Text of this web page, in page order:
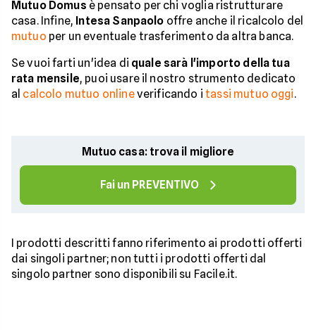
Mutuo Domus è pensato per chi voglia ristrutturare
casa. Infine, Intesa Sanpaolo offre anche il ricalcolo del
mutuo per un eventuale trasferimento da altra banca.
Se vuoi farti un'idea di quale sarà l'importo della tua
rata mensile, puoi usare il nostro strumento dedicato
al calcolo mutuo onlineverificando itassi mutuo oggi.
Mutuo casa: trova il migliore
Fai un PREVENTIVO
I prodotti descritti fanno riferimento ai prodotti offerti
dai singoli partner; non tutti i prodotti offerti dal
singolo partner sono disponibili su Facile.it.